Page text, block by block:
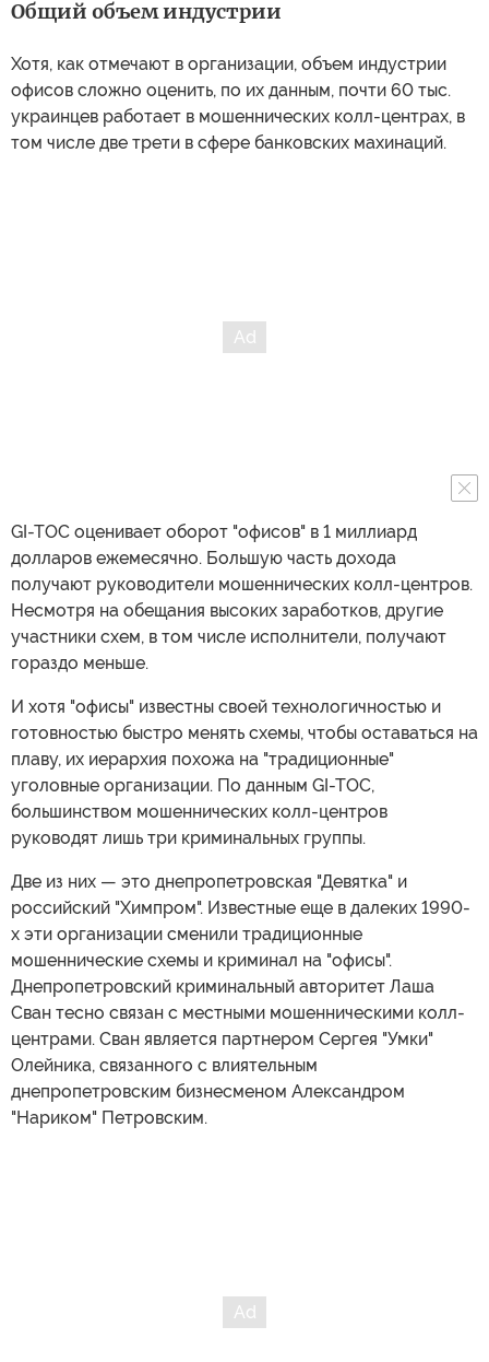
Общий объем индустрии
Хотя, как отмечают в организации, объем индустрии
офисов сложно оценить, по их данным, почти 60 тыс.
украинцев работает в мошеннических колл-центрах, в
том числе две трети в сфере банковских махинаций.
GI-TOC оценивает оборот "офисов" в 1 миллиард
долларов ежемесячно. Большую часть дохода
получают руководители мошеннических колл-центров.
Несмотря на обещания высоких заработков, другие
участники схем, в том числе исполнители, получают
гораздо меньше.
И хотя "офисы" известны своей технологичностью и
готовностью быстро менять схемы, чтобы оставаться на
плаву, их иерархия похожа на "традиционные"
уголовные организации. По данным GI-TOC,
большинством мошеннических колл-центров
руководят лишь три криминальных группы.
Две из них — это днепропетровская "Девятка" и
российский "Химпром". Известные еще в далеких 1990-
х эти организации сменили традиционные
мошеннические схемы и криминал на "офисы".
Днепропетровский криминальный авторитет Лаша
Сван тесно связан с местными мошенническими колл-
центрами. Сван является партнером Сергея "Умки"
Олейника, связанного с влиятельным
днепропетровским бизнесменом Александром
"Нариком" Петровским.